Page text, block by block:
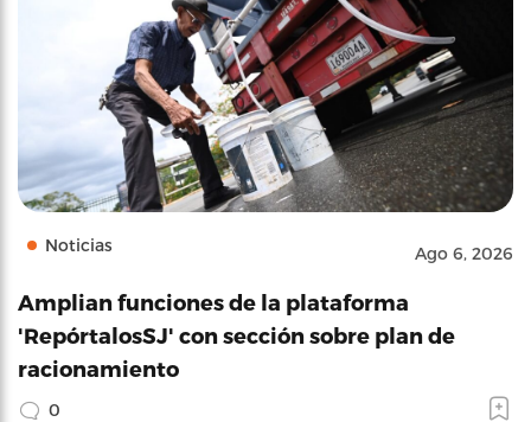
Noticias Ago 6, 2026
Amplian funciones de la plataforma
'RepórtalosSJ' con sección sobre plan de
racionamiento
0